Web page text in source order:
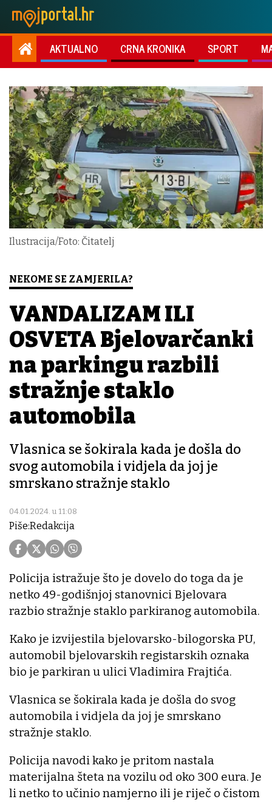
AKTUALNO CRNA KRONIKA SPORT
Ilustracija/Foto: Čitatelj
NEKOME SE ZAMJERILA?
VANDALIZAM ILI
OSVETA Bjelovarčanki
na parkingu razbili
stražnje staklo
automobila
Vlasnica se šokirala kada je došla do
svog automobila i vidjela da joj je
smrskano stražnje staklo
04.01.2024. u 11:08
Piše:Redakcija
Policija istražuje što je dovelo do toga da je
netko 49-godišnjoj stanovnici Bjelovara
razbio stražnje staklo parkiranog automobila.
Kako je izvijestila bjelovarsko-bilogorska PU,
automobil bjelovarskih registarskih oznaka
bio je parkiran u ulici Vladimira Frajtića.
Vlasnica se šokirala kada je došla do svog
automobila i vidjela da joj je smrskano
stražnje staklo.
Policija navodi kako je pritom nastala
materijalna šteta na vozilu od oko 300 eura. Je
li netko to učinio namjerno ili je riječ o čistom